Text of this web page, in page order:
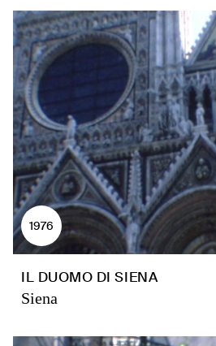
1976
IL DUOMO DI SIENA
Siena